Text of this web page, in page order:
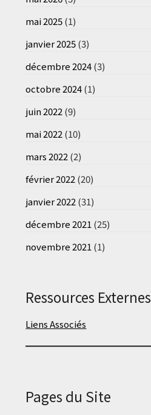
mai 2025(1)
janvier 2025(3)
décembre 2024(3)
octobre 2024(1)
juin 2022(9)
mai 2022(10)
mars 2022(2)
février 2022(20)
janvier 2022(31)
décembre 2021 (25)
novembre 2021 (1)
Ressources Externes
Liens Associés
Pages du Site